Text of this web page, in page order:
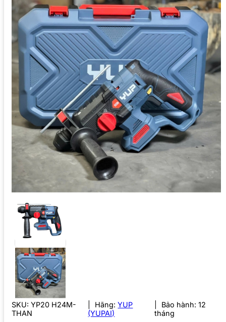
SKU: YP20 H24M-
THAN
Hãng:YUP
(YUPAI)
Bảo hành: 12
tháng